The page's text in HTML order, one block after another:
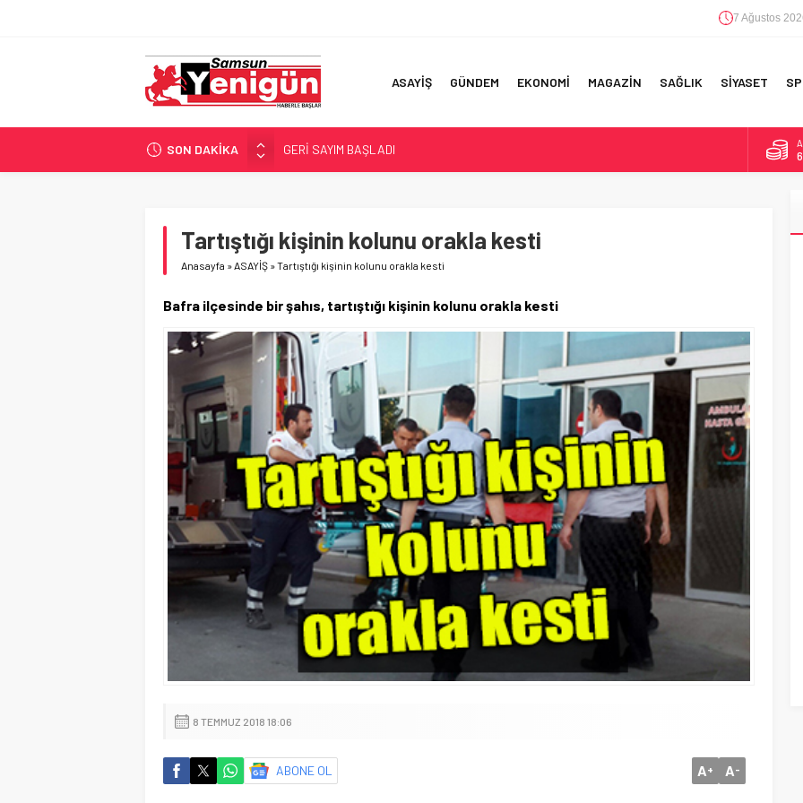
7 Ağustos
ASAYİŞ GÜNDEM EKONOMİ MAGAZİN SAĞLIK SİYASET
SON DAKİKA
GERİ SAYIM BAŞLADI
SAMSUNSPOR’DA HEDEF 5’İNCİLİK!
İŞTE FINDIK FİYATI!
YÖNETİCİ SEÇERKEN YAPILAN EN BÜYÜK HATALAR
Tartıştığı kişinin kolunu orakla kesti
Anasayfa »ASAYİŞ »Tartıştığı kişinin kolunu orakla kesti
Bafra ilçesinde bir şahıs, tartıştığı kişinin kolunu orakla kesti
8 TEMMUZ 2018 18:06
ABONE OL A+ A-